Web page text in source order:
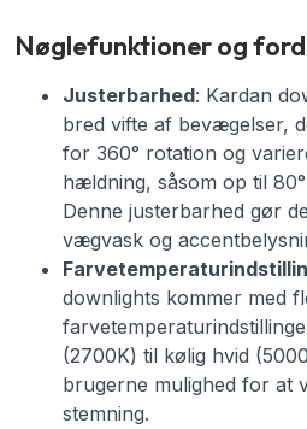
Nøglefunktioner og
Justerbarhed: Kardan
bred vifte af bevægelser,
for 360° rotation og
hældning, såsom op til
Denne justerbarhed gør
vægvask og
downlights kommer med
(2700K) til kølig hvid
brugerne mulighed for at
stemning.